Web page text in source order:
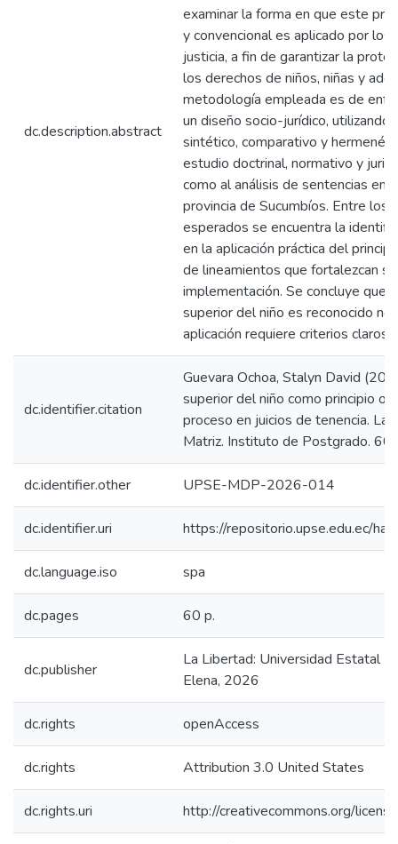
dc.description.abstract
examinar la forma en que este
y convencional es aplicado por los
justicia, a fin de garantizar la
los derechos de niños, niñas y
metodología empleada es de
un diseño socio-jurídico,
sintético, comparativo y
estudio doctrinal, normativo y
como al análisis de sentencias
provincia de Sucumbíos. Entre los
esperados se encuentra la
en la aplicación práctica del
de lineamientos que fortalezcan
implementación. Se concluye que,
superior del niño es reconocido
aplicación requiere criterios claros
dc.identifier.citation
Guevara Ochoa, Stalyn David
superior del niño como principio
proceso en juicios de tenencia. La
Matriz. Instituto de Postgrado.
dc.identifier.other UPSE-MDP-2026-014
dc.identifier.uri https://repositorio.upse.edu.ec/
dc.language.iso spa
dc.pages 60 p.
dc.publisher
La Libertad: Universidad Estatal
Elena, 2026
dc.rights openAccess
dc.rights Attribution 3.0 United States
dc.rights.uri http://creativecommons.org/